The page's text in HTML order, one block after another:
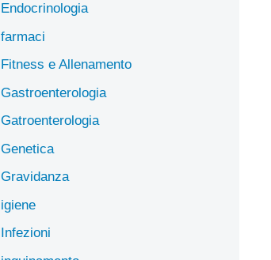
Endocrinologia
farmaci
Fitness e Allenamento
Gastroenterologia
Gatroenterologia
Genetica
Gravidanza
igiene
Infezioni